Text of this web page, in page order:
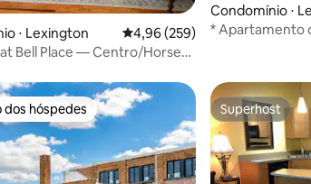
de 5, 276 avaliações
⋅ Lexington 4,96 de uma avaliação média
4,96 (259)
at Bell Place — Centro/Horse
Condomínio ⋅
* Apartamento
dos hóspedes
dos hóspedes Superhost
Superhost